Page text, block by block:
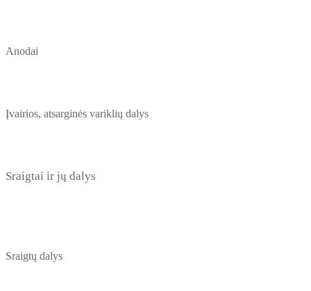
Anodai
Įvairios, atsarginės variklių dalys
Sraigtai ir jų dalys
Sraigtų dalys